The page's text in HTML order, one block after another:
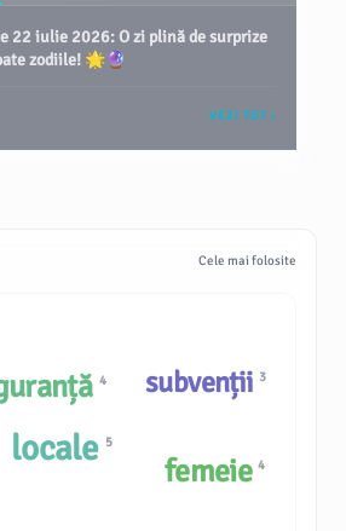
22 iulie 2026: O zi plină de surprize
zodiile! 🌟🔮
VEZI TOT
Cele mai folosite
locale 5
4 subvenții 3
femeie4